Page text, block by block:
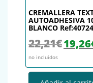
CREMALLERA
AUTOADHESIVA
BLANCO
22,21€ El precio
19,26
no incluidos